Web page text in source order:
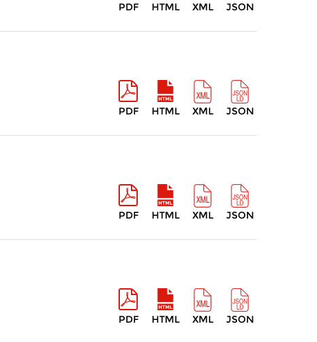
PDF HTML XML JSON
PDF HTML XML JSON
PDF HTML XML JSON
PDF HTML XML JSON